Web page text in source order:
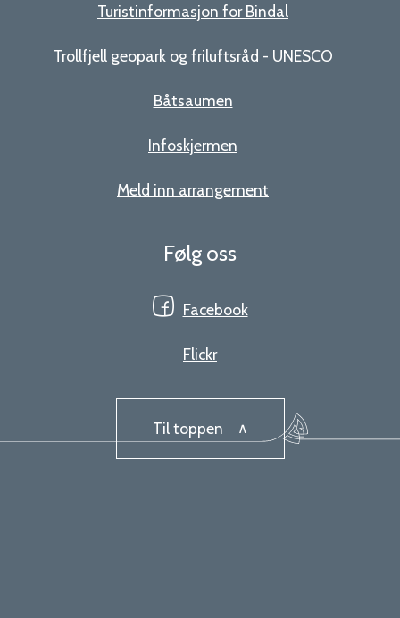
Turistinformasjon for Bindal
Trollfjell geopark og friluftsråd - UNESCO
Båtsaumen
Infoskjermen
Meld inn arrangement
Følg oss
Facebook
Flickr
Til toppen